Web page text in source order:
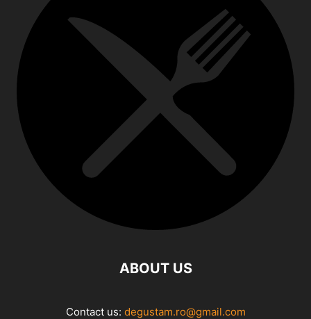
ABOUT US
Contact us: degustam.ro@gmail.com